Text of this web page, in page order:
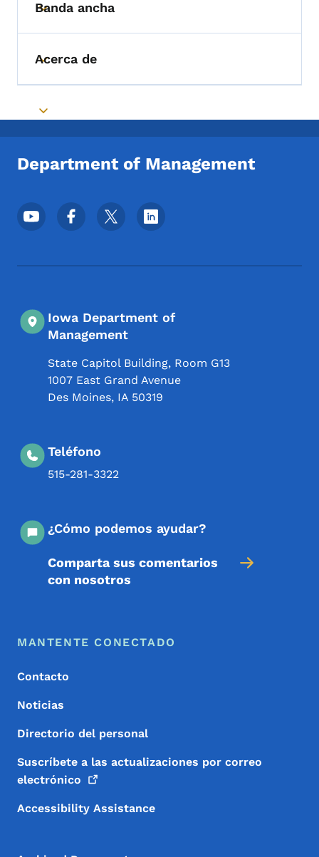
Toggle submenu
Banda ancha
Toggle submenu
Acerca de
Toggle submenu
Department of Management
Menú de redes sociales del pie de página
Iowa Department of
Management
State Capitol Building, Room G13
1007 East Grand Avenue
Des Moines, IA 50319
Teléfono
515-281-3322
¿Cómo podemos ayudar?
Comparta sus comentarios
con nosotros
Menú de pie de página
Footer
MANTENTE CONECTADO
Contacto
Noticias
Directorio del personal
Suscríbete a las actualizaciones por correo
electrónico
Accessibility Assistance